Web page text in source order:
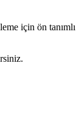
için ön